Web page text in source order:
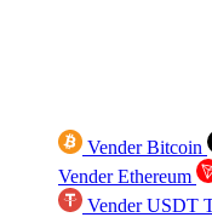
Vender Bitcoin
Vender Ethereum
Vender USDT